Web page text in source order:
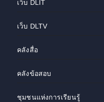
เว็บ DLIT
เว็บ DLTV
คลังสื่อ
คลังข้อสอบ
ชุมชนแห่งการเรียนรู้